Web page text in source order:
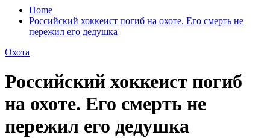
Home
Российский хоккеист погиб на охоте. Его смерть не
пережил его дедушка
Охота
Российский хоккеист погиб
на охоте. Его смерть не
пережил его дедушка